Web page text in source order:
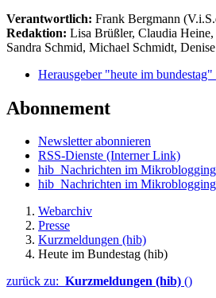
Verantwortlich: Frank Bergmann
Redaktion: Lisa Brüßler, Claudia
Sandra Schmid, Michael Schmidt,
Herausgeber "heute im
Abonnement
Newsletter abonnieren
RSS-Dienste (Interner Link)
hib_Nachrichten im
hib_Nachrichten im
Webarchiv
Presse
Kurzmeldungen (hib)
Heute im Bundestag (hib)
zurück zu: Kurzmeldungen (hib) ()